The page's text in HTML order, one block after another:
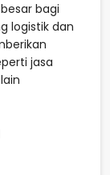
bagi
logistik dan
jasa